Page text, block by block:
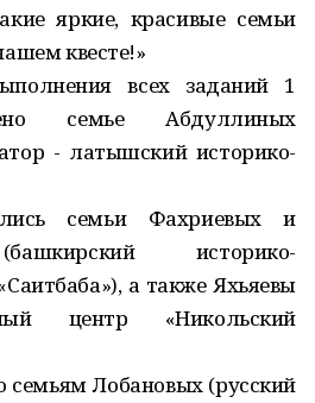
яркие, красивые семьи
квесте!»
всех заданий 1
семье Абдуллиных
- латышский историко-
семьи Фахриевых и
историко-
а также Яхьяевы
центр «Никольский
семьям Лобановых (русский